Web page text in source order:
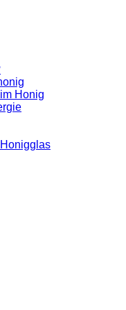
Honig